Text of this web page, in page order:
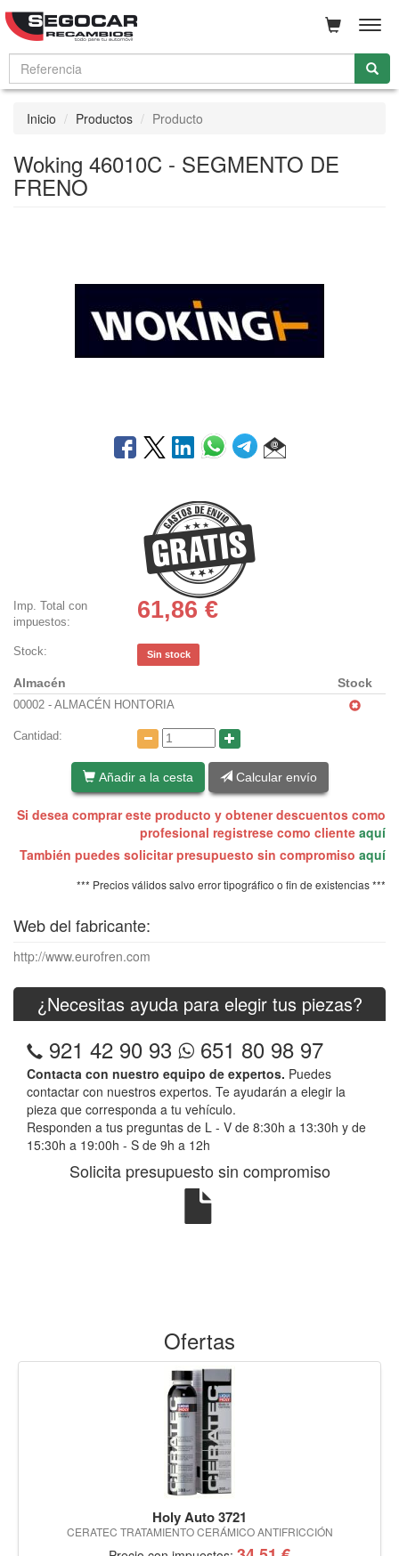
Inicio Productos Producto
Woking 46010C - SEGMENTO DE
FRENO
Imp. Total con
impuestos:
61,86 €
Stock: Sin stock
Almacén Stock
00002 - ALMACÉN HONTORIA
Cantidad:
Añadir a la cesta Calcular envío
Si desea comprar este producto y obtener descuentos como
profesional registrese como cliente aquí
También puedes solicitar presupuesto sin compromiso aquí
*** Precios válidos salvo error tipográfico o fin de existencias ***
Web del fabricante:
http://www.eurofren.com
¿Necesitas ayuda para elegir tus piezas?
921 42 90 93 651 80 98 97
Contacta con nuestro equipo de expertos. Puedes
contactar con nuestros expertos. Te ayudarán a elegir la
pieza que corresponda a tu vehículo.
Responden a tus preguntas de L - V de 8:30h a 13:30h y de
15:30h a 19:00h - S de 9h a 12h
Solicita presupuesto sin compromiso
Ofertas
Holy Auto 3721
CERATEC TRATAMIENTO CERÁMICO ANTIFRICCIÓN